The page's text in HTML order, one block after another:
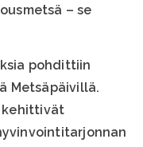
– se
pohdittiin
Metsäpäivillä.
kehittivät